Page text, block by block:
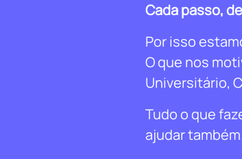
Cada passo,
Por isso
O que nos
Universitário,
Tudo o que
ajudar